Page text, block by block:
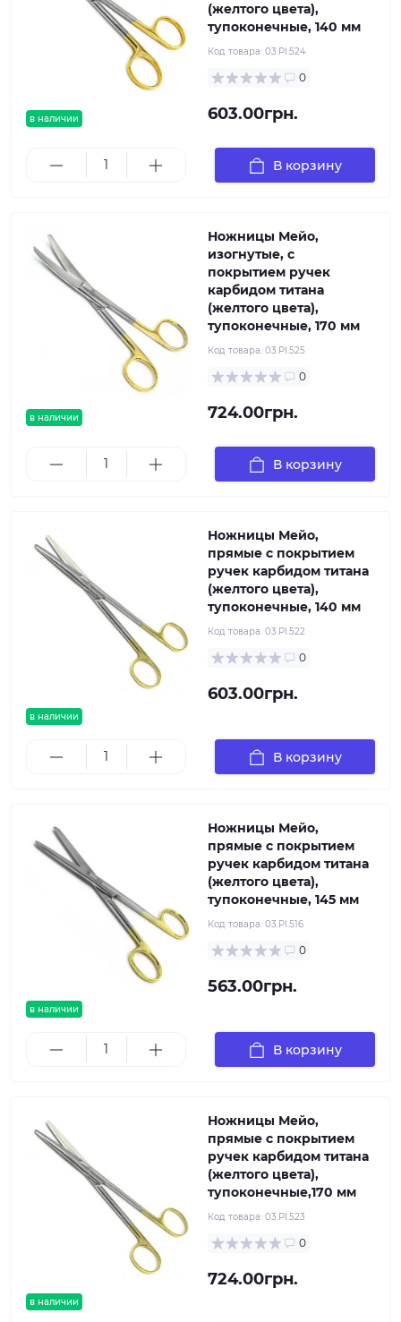
в наличии
(желтого цвета),
тупоконечные, 140 мм
Код товара: 03.PI.524
0
603.00грн.
В корзину
в наличии
Ножницы Мейо,
изогнутые, с
покрытием ручек
карбидом титана
(желтого цвета),
тупоконечные, 170 мм
Код товара: 03.PI.525
0
724.00грн.
В корзину
в наличии
Ножницы Мейо,
прямые с покрытием
ручек карбидом титана
(желтого цвета),
тупоконечные, 140 мм
Код товара: 03.PI.522
0
603.00грн.
В корзину
в наличии
Ножницы Мейо,
прямые с покрытием
ручек карбидом титана
(желтого цвета),
тупоконечные, 145 мм
Код товара: 03.PI.516
0
563.00грн.
В корзину
в наличии
Ножницы Мейо,
прямые с покрытием
ручек карбидом титана
(желтого цвета),
тупоконечные,170 мм
Код товара: 03.PI.523
0
724.00грн.